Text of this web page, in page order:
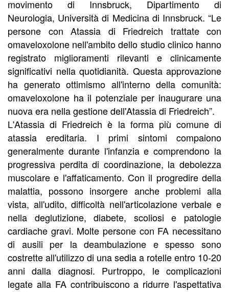
movimento di Innsbruck, Dipartimento di
Neurologia, Università di Medicina di Innsbruck. “Le
persone con Atassia di Friedreich trattate con
omaveloxolone nell'ambito dello studio clinico hanno
registrato miglioramenti rilevanti e clinicamente
significativi nella quotidianità. Questa approvazione
ha generato ottimismo all'interno della comunità:
omaveloxolone ha il potenziale per inaugurare una
nuova era nella gestione dell'Atassia di Friedreich”.
L'Atassia di Friedreich è la forma più comune di
atassia ereditaria. I primi sintomi compaiono
generalmente durante l'infanzia e comprendono la
progressiva perdita di coordinazione, la debolezza
muscolare e l'affaticamento. Con il progredire della
malattia, possono insorgere anche problemi alla
vista, all'udito, difficoltà nell'articolazione verbale e
nella deglutizione, diabete, scoliosi e patologie
cardiache gravi. Molte persone con FA necessitano
di ausili per la deambulazione e spesso sono
costrette all'utilizzo di una sedia a rotelle entro 10-20
anni dalla diagnosi. Purtroppo, le complicazioni
legate alla FA contribuiscono a ridurre l'aspettativa